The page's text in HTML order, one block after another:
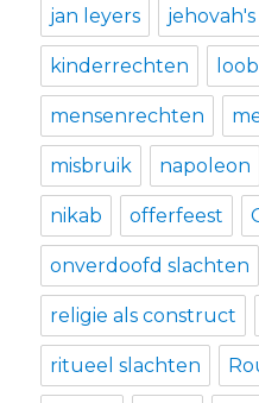
jan leyers
kinderrechten
mensenrechten
misbruik napoleon
nikab offerfeest
onverdoofd slachten
religie als construct
ritueel slachten